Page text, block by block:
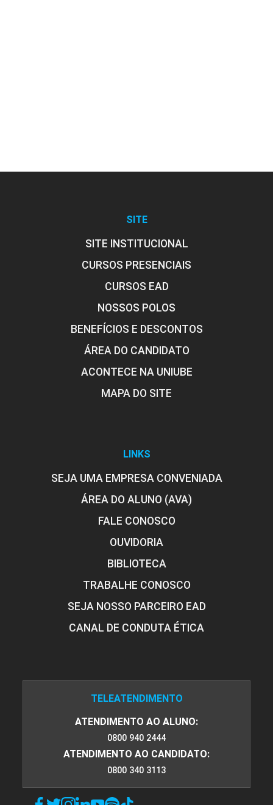
SITE
SITE INSTITUCIONAL
CURSOS PRESENCIAIS
CURSOS EAD
NOSSOS POLOS
BENEFÍCIOS E DESCONTOS
ÁREA DO CANDIDATO
ACONTECE NA UNIUBE
MAPA DO SITE
LINKS
SEJA UMA EMPRESA CONVENIADA
ÁREA DO ALUNO (AVA)
FALE CONOSCO
OUVIDORIA
BIBLIOTECA
TRABALHE CONOSCO
SEJA NOSSO PARCEIRO EAD
CANAL DE CONDUTA ÉTICA
TELEATENDIMENTO
ATENDIMENTO AO ALUNO:
0800 940 2444
ATENDIMENTO AO CANDIDATO:
0800 340 3113